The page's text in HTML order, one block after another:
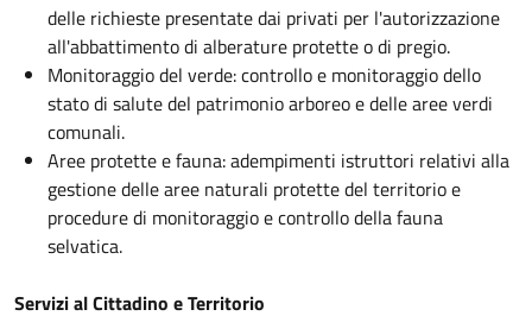
delle richieste presentate dai privati per l'autorizzazione
all'abbattimento di alberature protette o di pregio.
Monitoraggio del verde: controllo e monitoraggio dello
stato di salute del patrimonio arboreo e delle aree verdi
comunali.
Aree protette e fauna: adempimenti istruttori relativi alla
gestione delle aree naturali protette del territorio e
procedure di monitoraggio e controllo della fauna
selvatica.
Servizi al Cittadino e Territorio